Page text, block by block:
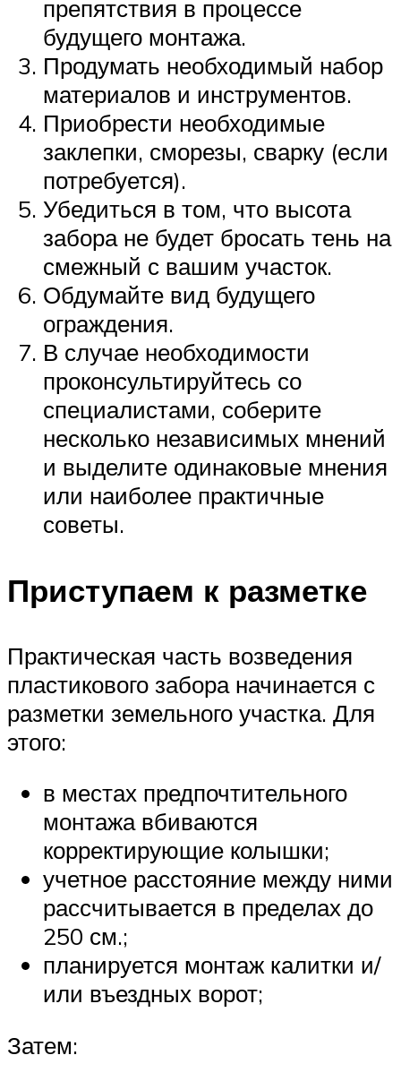
препятствия в процессе
будущего монтажа.
Продумать необходимый набор
материалов и инструментов.
Приобрести необходимые
заклепки, сморезы, сварку (если
потребуется).
Убедиться в том, что высота
забора не будет бросать тень на
смежный с вашим участок.
Обдумайте вид будущего
ограждения.
В случае необходимости
проконсультируйтесь со
специалистами, соберите
несколько независимых мнений
и выделите одинаковые мнения
или наиболее практичные
советы.
Приступаем к разметке
Практическая часть возведения
пластикового забора начинается с
разметки земельного участка. Для
этого:
в местах предпочтительного
монтажа вбиваются
корректирующие колышки;
учетное расстояние между ними
рассчитывается в пределах до
250 см.;
планируется монтаж калитки и/
или въездных ворот;
Затем: